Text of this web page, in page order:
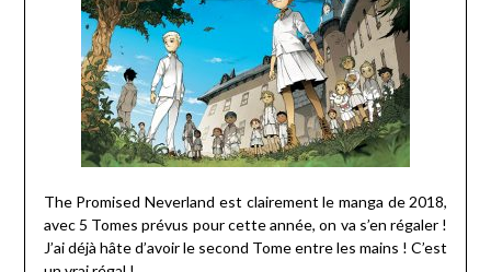
The Promised Neverland est clairement le manga de 2018,
avec 5 Tomes prévus pour cette année, on va s’en régaler !
J’ai déjà hâte d’avoir le second Tome entre les mains ! C’est